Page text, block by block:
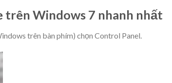
trên Windows 7 nhanh nhất
trên bàn phím) chọn Control Panel.